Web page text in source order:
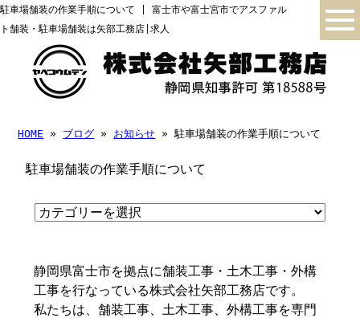
駐車場舗装の作業手順について | 富士市や富士宮市でアスファル
ト舗装・駐車場舗装は矢部工務店|求人
HOME » ブログ » お知らせ » 駐車場舗装の作業手順について
駐車場舗装の作業手順について
静岡県富士市を拠点に舗装工事・土木工事・外構
工事を行なっている株式会社矢部工務店です。
私たちは、舗装工事、土木工事、外構工事を専門